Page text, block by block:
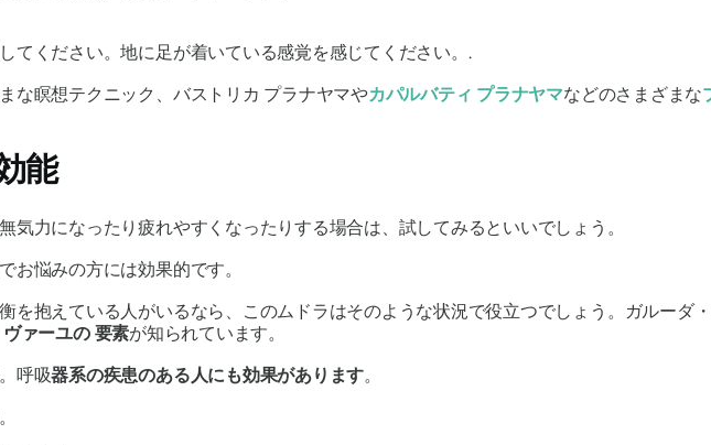
てください。地に足が着いている感覚を感じてください。.
な瞑想テクニック、バストリカ プラナヤマやカパルバティ プラナヤマなどのさまざまな
能
気力になったり疲れやすくなったりする場合は、試してみるといいでしょう。
お悩みの方には効果的です。
を抱えている人がいるなら、このムドラはそのような状況で役立つでしょう。 ガルーダ
ヴァーユの要素が知られています。
。呼吸器系の疾患のある人にも効果があります。